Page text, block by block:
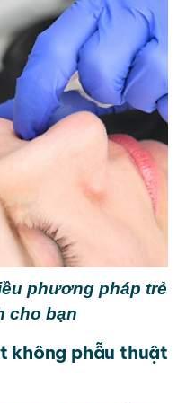
phương pháp trẻ
cho bạn
không phẫu thuật